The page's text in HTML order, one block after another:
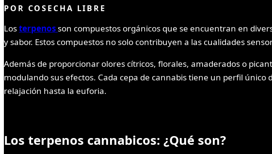
POR COSECHA LIBRE
Losterpenosson compuestos orgánicos que se encuentran en
y sabor. Estos compuestos no solo contribuyen a las cualidades
Además de proporcionar olores cítricos, florales, amaderados o
modulando sus efectos. Cada cepa de cannabis tiene un perfil
relajación hasta la euforia.
Los terpenos cannabicos: ¿Qué son?